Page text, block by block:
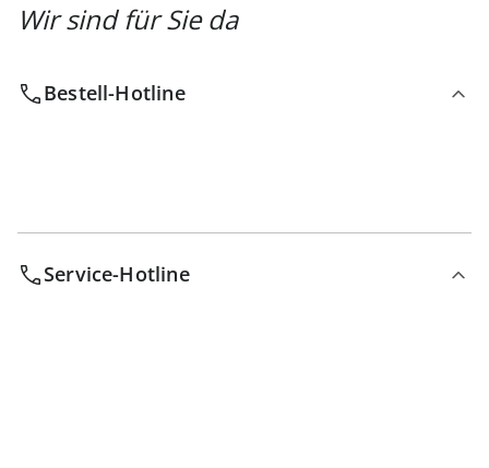
Wir sind für Sie da
Bestell-Hotline
Service-Hotline